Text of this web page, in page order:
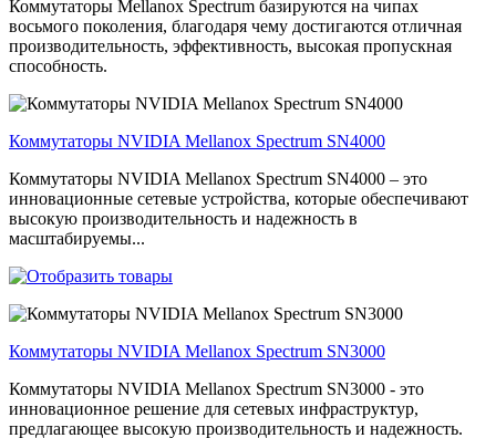
Коммутаторы Mellanox Spectrum базируются на чипах
восьмого поколения, благодаря чему достигаются отличная
производительность, эффективность, высокая пропускная
способность.
Коммутаторы NVIDIA Mellanox Spectrum SN4000
Коммутаторы NVIDIA Mellanox Spectrum SN4000 – это
инновационные сетевые устройства, которые обеспечивают
высокую производительность и надежность в
масштабируемы...
Коммутаторы NVIDIA Mellanox Spectrum SN3000
Коммутаторы NVIDIA Mellanox Spectrum SN3000 - это
инновационное решение для сетевых инфраструктур,
предлагающее высокую производительность и надежность.